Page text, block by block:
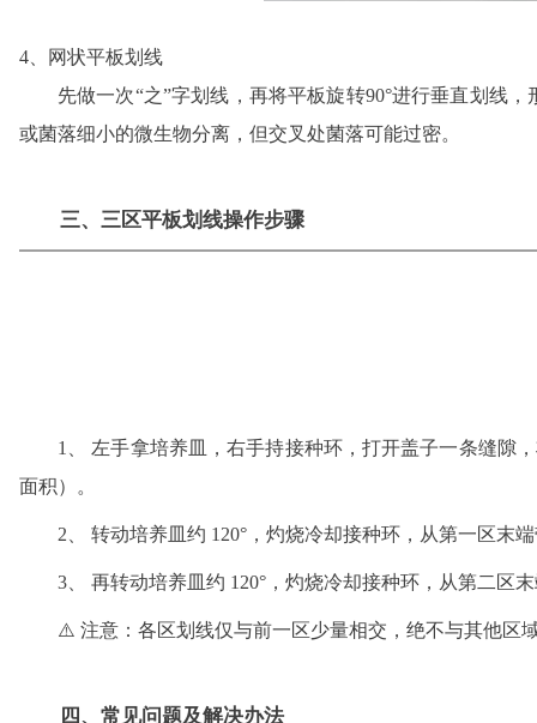
4、网状平板划线
先做一次“之”字划线，再将平板旋转90°进行垂直划线
或菌落细小的微生物分离，但交叉处菌落可能过密。
三、三区平板划线操作步骤
1、 左手拿培养皿，右手持接种环，打开盖子一条缝隙
面积）。
2、 转动培养皿约 120°，灼烧冷却接种环，从第一区末
3、 再转动培养皿约 120°，灼烧冷却接种环，从第二区
⚠️ 注意：各区划线仅与前一区少量相交，绝不与其他区
四、常见问题及解决办法